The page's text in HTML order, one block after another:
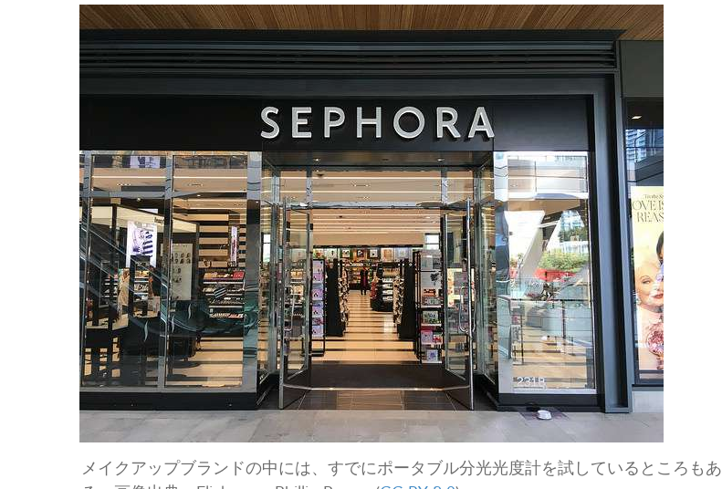
メイクアップブランドの中には、すでにポータブル分光光度計を試しているところもあ